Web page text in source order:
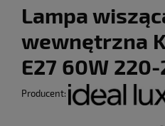
Lampa
wewnętrzna
E27 60W
Producent: